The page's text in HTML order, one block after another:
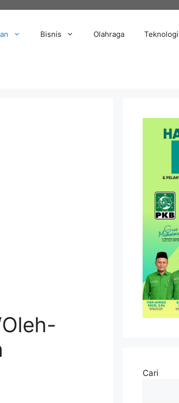
Bisnis Olahraga Teknologi
Cari